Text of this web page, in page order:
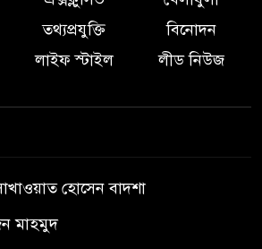
তথ্যপ্রযুক্তি
বিনোদন
লাইফ স্টাইল লীড নিউজ
হোসেন বাদশা
মাহমুদ